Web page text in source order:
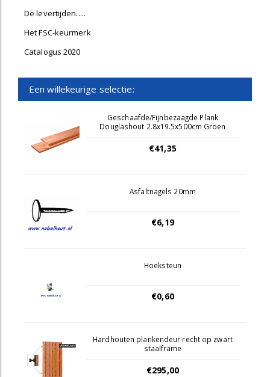
De levertijden.....
Het FSC-keurmerk
Catalogus 2020
Een willekeurige selectie:
Geschaafde/Fijnbezaagde Plank
Douglashout 2.8x19.5x500cm Groen
€41,35
Asfaltnagels 20mm
€6,19
Hoeksteun
€0,60
Hardhouten plankendeur recht op zwart
staalframe
€295,00